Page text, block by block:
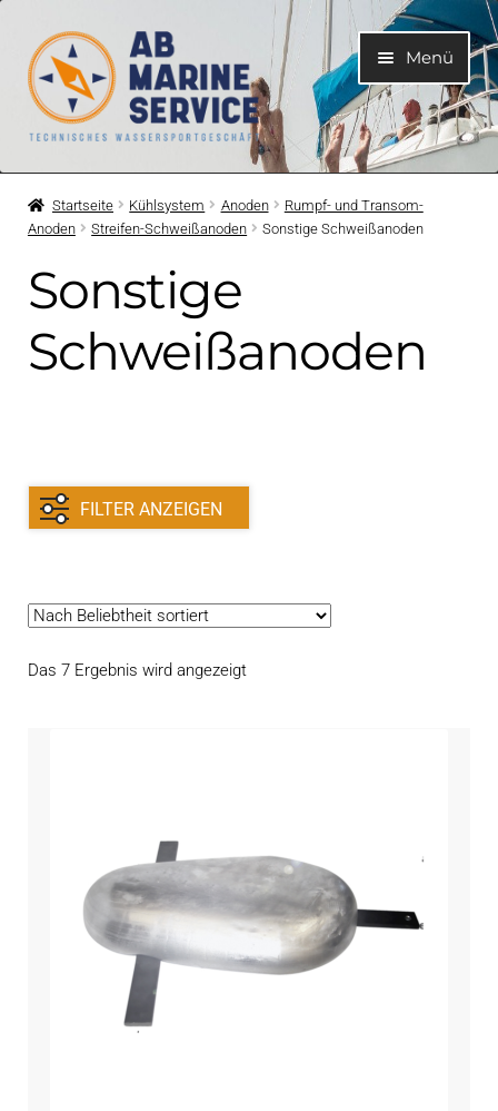
Zur
Navigation
springen
Zum
Inhalt
springen
Menü
Home
Motoren
Motorteile
Bootelektrik
Kontakt
Deutsch
Startseite Kühlsystem Anoden
Rumpf- und Transom-
Anoden
Streifen-Schweißanoden Sonstige Schweißanoden
Sonstige
Schweißanoden
FILTER ANZEIGEN
Das 7 Ergebnis wird angezeigtNach